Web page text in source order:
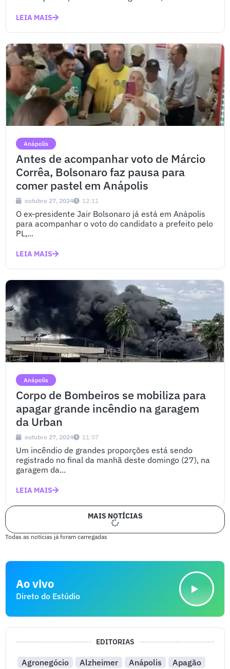
LEIA MAIS
Anápolis
Antes de acompanhar voto de Márcio
Corrêa, Bolsonaro faz pausa para
comer pastel em Anápolis
outubro 27, 2024 12:11
O ex-presidente Jair Bolsonaro já está em Anápolis
para acompanhar o voto do candidato a prefeito pelo
PL,...
LEIA MAIS
Anápolis
Corpo de Bombeiros se mobiliza para
apagar grande incêndio na garagem
da Urban
outubro 27, 2024 11:57
Um incêndio de grandes proporções está sendo
registrado no final da manhã deste domingo (27), na
garagem da...
LEIA MAIS
MAIS NOTÍCIAS
Todas as notícias já foram carregadas
Ao vivo
Direto do Estúdio
EDITORIAS
Agronegócio Alzheimer Anápolis
Apagão